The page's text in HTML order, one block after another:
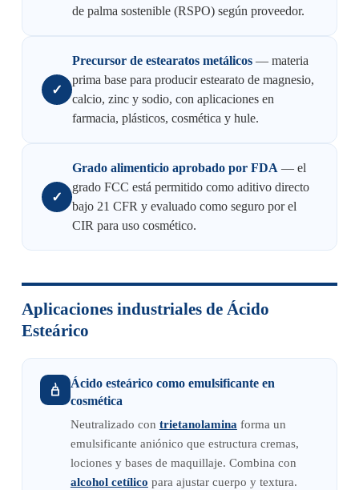
de palma sostenible (RSPO) según proveedor.
✓
Precursor de estearatos metálicos— materia
prima base para producir estearato de magnesio,
calcio, zinc y sodio, con aplicaciones en
farmacia, plásticos, cosmética y hule.
✓
Grado alimenticio aprobado por FDA — el
grado FCC está permitido como aditivo directo
bajo 21 CFR y evaluado como seguro por el
CIR para uso cosmético.
Aplicaciones industriales de Ácido
Esteárico
Ácido esteárico como emulsificante en
cosmética
Neutralizado con trietanolamina forma un
emulsificante aniónico que estructura cremas,
lociones y bases de maquillaje. Combina con
alcohol cetílico para ajustar cuerpo y textura.